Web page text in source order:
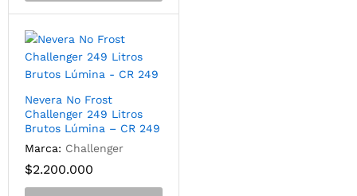
Nevera No Frost
Challenger 249 Litros
Brutos Lúmina – CR 249
Marca: Challenger
$2.200.000